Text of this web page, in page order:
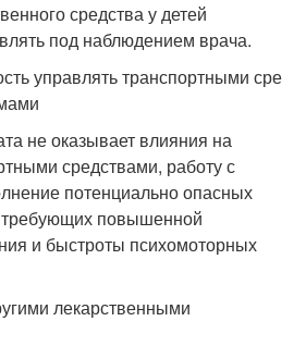
средства у детей
под наблюдением врача.
управлять транспортными сре
не оказывает влияния на
средствами, работу с
потенциально опасных
требующих повышенной
и быстроты психомоторных
лекарственными